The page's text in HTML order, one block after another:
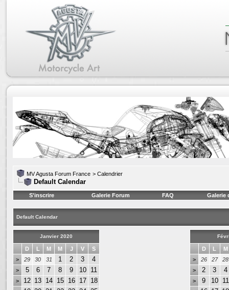
MV Agusta Forum France > Calendrier
Default Calendar
S'inscrire Galerie Forum FAQ Galerie
Default Calendar
Janvier 2020
D L M M J V
S
>
29 30 31 1 2 3 4
> 5 6 7 8 9 10 11
> 12 13 14 15 16 17 18
D L
M
>
26 27
28
>
2 3 4
> 9 10 11